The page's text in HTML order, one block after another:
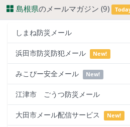
島根県のメールマガジン (9)
しまね防災メール
浜田市防災防犯メール New!
みこぴー安全メール New!
江津市 ごうつ防災メール
大田市メール配信サービス New!